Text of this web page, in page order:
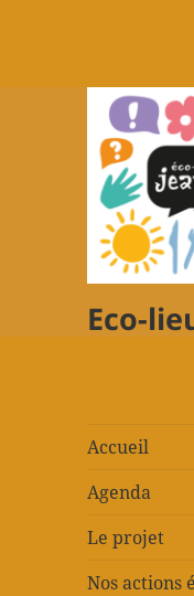
Eco-
Accueil
Agenda
Le projet
Nos actions